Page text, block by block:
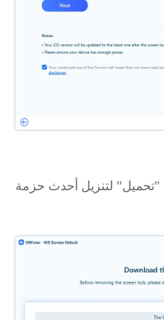
"تحميل" لتنزيل أحدث حزمة